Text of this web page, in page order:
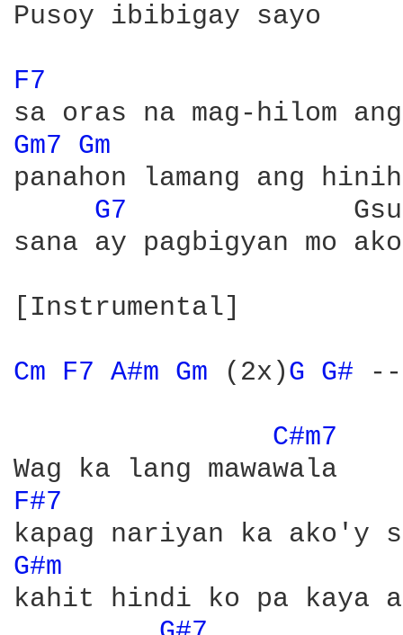
Pusoy ibibigay sayo
F7
Gm7 Gm
panahon lamang ang
G7
sana ay pagbigyan mo ako
[Instrumental]
Cm F7 A#m Gm (2x)G G#
C#m7
F#7
G#m
kahit hindi ko pa kaya